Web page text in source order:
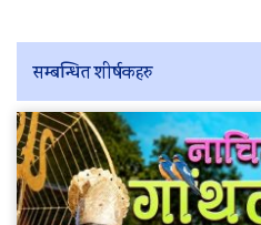
सम्बन्धित शीर्षकहरु